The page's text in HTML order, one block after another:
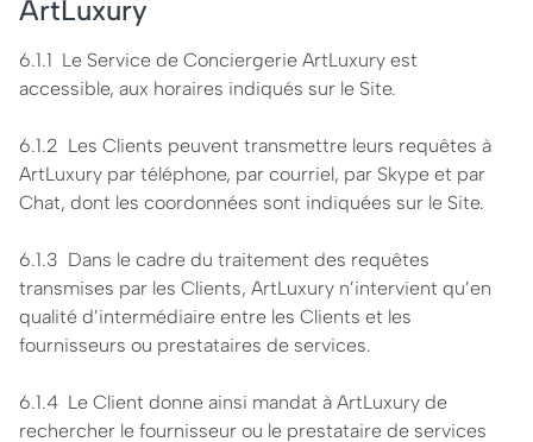
ArtLuxury
6.1.1 Le Service de Conciergerie ArtLuxury est
accessible, aux horaires indiqués sur le Site.
6.1.2 Les Clients peuvent transmettre leurs requêtes à
ArtLuxury par téléphone, par courriel, par Skype et par
Chat, dont les coordonnées sont indiquées sur le Site.
6.1.3 Dans le cadre du traitement des requêtes
transmises par les Clients, ArtLuxury n’intervient qu’en
qualité d’intermédiaire entre les Clients et les
fournisseurs ou prestataires de services.
6.1.4 Le Client donne ainsi mandat à ArtLuxury de
rechercher le fournisseur ou le prestataire de services